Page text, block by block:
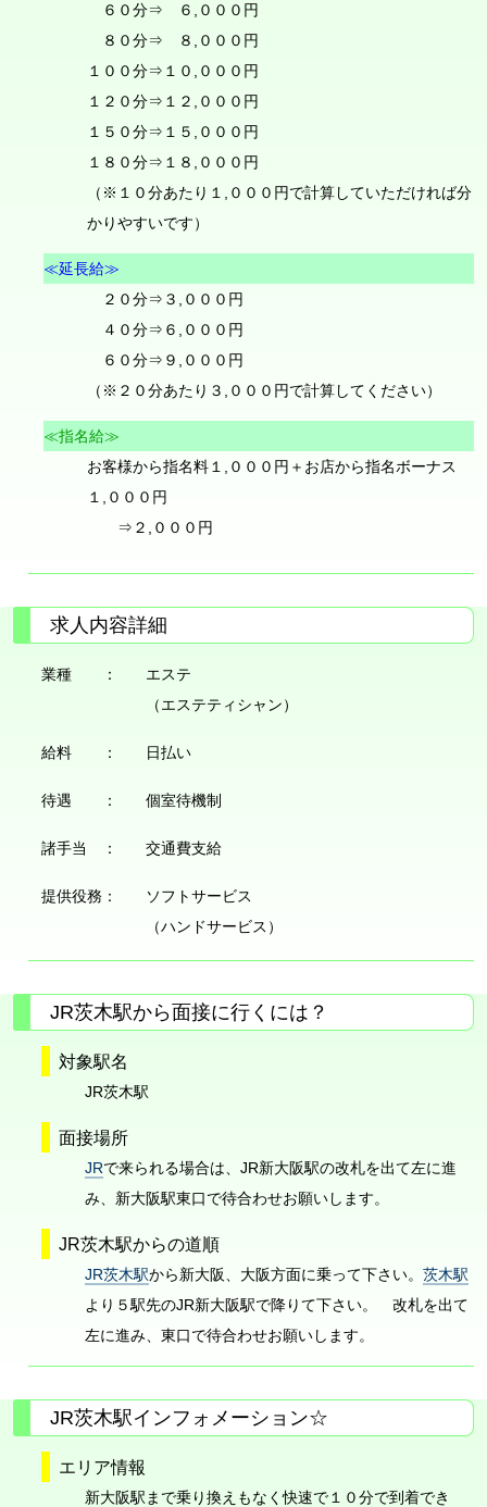
６０分⇒ ６,０００円
８０分⇒ ８,０００円
１００分⇒１０,０００円
１２０分⇒１２,０００円
１５０分⇒１５,０００円
１８０分⇒１８,０００円
（※１０分あたり１,０００円で計算していただければ分
かりやすいです）
≪延長給≫
２０分⇒３,０００円
４０分⇒６,０００円
６０分⇒９,０００円
（※２０分あたり３,０００円で計算してください）
≪指名給≫
お客様から指名料１,０００円＋お店から指名ボーナス
１,０００円
⇒２,０００円
求人内容詳細
業種 ：
エステ
（エステティシャン）
給料 ： 日払い
待遇 ： 個室待機制
諸手当 ： 交通費支給
提供役務：
ソフトサービス
（ハンドサービス）
JR茨木駅から面接に行くには？
対象駅名
JR茨木駅
面接場所
JRで来られる場合は、JR新大阪駅の改札を出て左に進
み、新大阪駅東口で待合わせお願いします。
JR茨木駅からの道順
JR茨木駅から新大阪、大阪方面に乗って下さい。 茨木駅
より５駅先のJR新大阪駅で降りて下さい。 改札を出て
左に進み、東口で待合わせお願いします。
JR茨木駅インフォメーション☆
エリア情報
新大阪駅まで乗り換えもなく快速で１０分で到着でき